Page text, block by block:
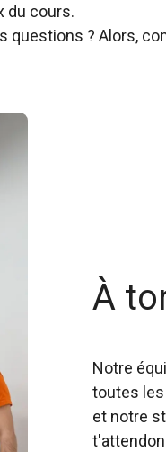
du cours.
questions ? Alors,
À
Notre
toutes les
et notre